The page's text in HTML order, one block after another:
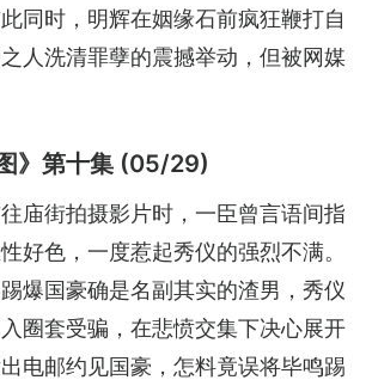
同时，明辉在姻缘石前疯狂鞭打自
人洗清罪孽的震撼举动，但被网媒
》第十集 (05/29)
庙街拍摄影片时，一臣曾言语间指
好色，一度惹起秀仪的强烈不满。
爆国豪确是名副其实的渣男，秀仪
圈套受骗，在悲愤交集下决心展开
电邮约见国豪，怎料竟误将毕鸣踢